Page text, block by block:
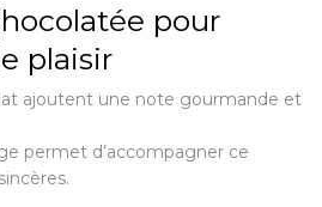
pour
plaisir
ajoutent une note gourmande et
permet d’accompagner ce